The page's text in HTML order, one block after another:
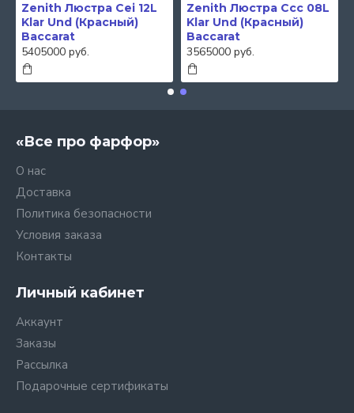
Zenith Люстра Cei 12L
Klar Und (Красный)
Baccarat
5405000 руб.
Zenith Люстра Ccc 08L
Klar Und (Красный)
Baccarat
3565000 руб.
«Все про фарфор»
О нас
Доставка
Политика безопасности
Условия заказа
Контакты
Личный кабинет
Аккаунт
Заказы
Рассылка
Подарочные сертификаты